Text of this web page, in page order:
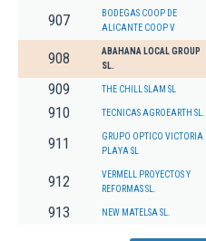
907
BODEGAS COOP DE
ALICANTE COOP V
908
ABAHANA LOCAL GROUP
SL.
909 THE CHILL SLAM SL
910 TECNICAS AGROEARTH SL.
911
GRUPO OPTICO VICTORIA
PLAYA SL
912
VERMELL PROYECTOS Y
REFORMAS SL.
913 NEW MATELSA SL.